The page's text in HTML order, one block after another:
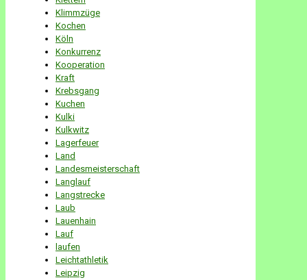
Klimmzüge
Kochen
Köln
Konkurrenz
Kooperation
Kraft
Krebsgang
Kuchen
Kulki
Kulkwitz
Lagerfeuer
Land
Landesmeisterschaft
Langlauf
Langstrecke
Laub
Lauenhain
Lauf
laufen
Leichtathletik
Leipzig